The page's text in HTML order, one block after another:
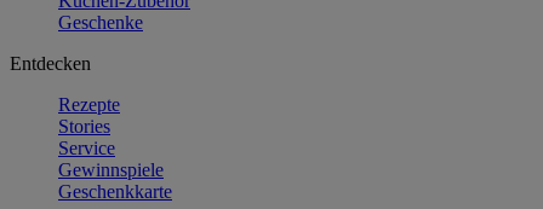
Geschenke
Entdecken
Rezepte
Stories
Service
Gewinnspiele
Geschenkkarte